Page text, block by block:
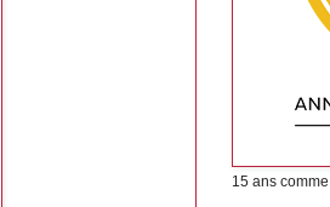
15 ans